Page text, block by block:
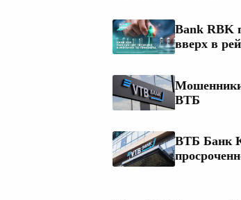
Bank RBK
вверх в
Мошенники
ВТБ
ВТБ Банк